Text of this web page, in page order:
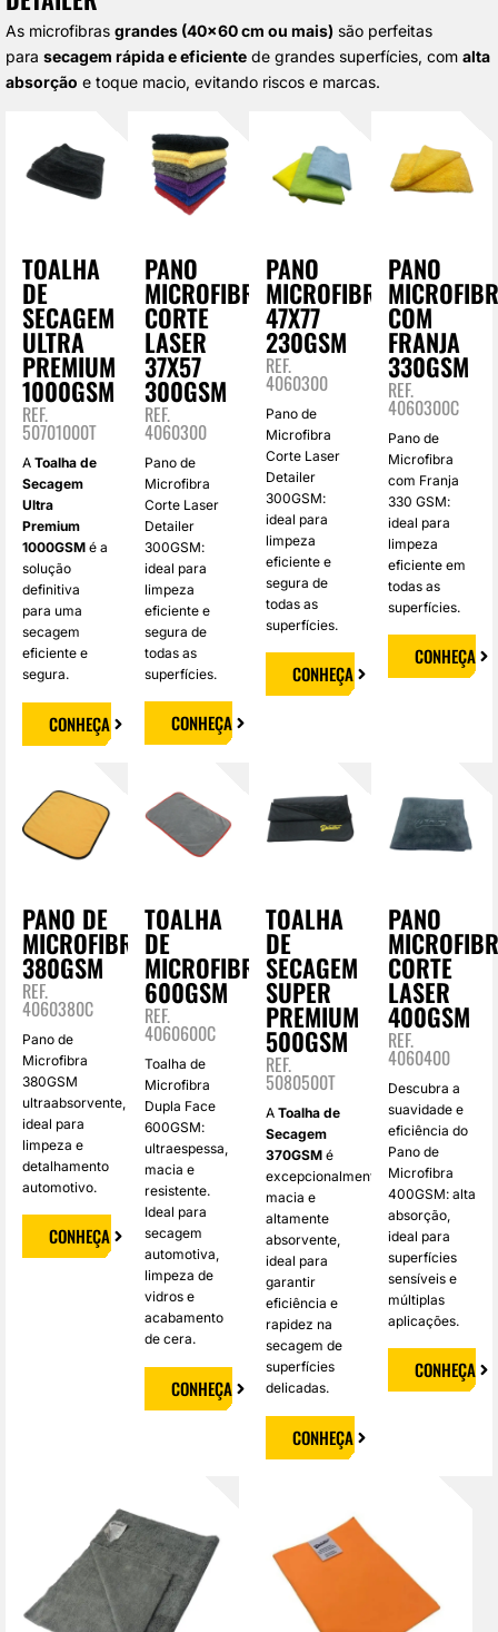
As microfibras grandes (40×60 cm ou mais) são perfeitas
para secagem rápida e eficiente de grandes superfícies, com alta
absorção e toque macio, evitando riscos e marcas.
TOALHA
DE
SECAGEM
ULTRA
PREMIUM
1000GSM
REF.
50701000T
A Toalha de
Secagem
Ultra
Premium
1000GSM é a
solução
definitiva
para uma
secagem
eficiente e
segura.
CONHEÇA
PANO
MICROFIBRA
CORTE
LASER
37X57
300GSM
REF.
4060300
Pano de
Microfibra
Corte Laser
Detailer
300GSM:
ideal para
limpeza
eficiente e
segura de
todas as
superfícies.
CONHEÇA
PANO
MICROFIBRA
47X77
230GSM
REF.
4060300
Pano de
Microfibra
Corte Laser
Detailer
300GSM:
ideal para
limpeza
eficiente e
segura de
todas as
superfícies.
CONHEÇA
PANO
COM
FRANJA
330GSM
REF.
4060300C
Pano de
Microfibra
com Franja
330 GSM:
ideal para
limpeza
eficiente em
todas as
superfícies.
CONHEÇA
PANO DE
MICROFIBRA
380GSM
REF.
4060380C
Pano de
Microfibra
380GSM
ultraabsorvente,
ideal para
limpeza e
detalhamento
automotivo.
CONHEÇA
TOALHA
DE
MICROFIBRA
600GSM
REF.
4060600C
Toalha de
Microfibra
Dupla Face
600GSM:
ultraespessa,
macia e
resistente.
Ideal para
secagem
automotiva,
limpeza de
vidros e
acabamento
de cera.
CONHEÇA
TOALHA
DE
SECAGEM
SUPER
PREMIUM
500GSM
REF.
5080500T
A Toalha de
Secagem
370GSM é
excepcionalmente
macia e
altamente
absorvente,
ideal para
garantir
eficiência e
rapidez na
secagem de
superfícies
delicadas.
CONHEÇA
PANO
CORTE
LASER
400GSM
REF.
4060400
Descubra a
suavidade e
eficiência do
Pano de
Microfibra
400GSM: alta
absorção,
ideal para
superfícies
sensíveis e
múltiplas
aplicações.
CONHEÇA